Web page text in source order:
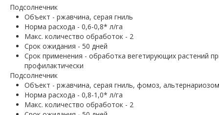
Подсолнечник
Объект - ржавчина, серая гниль
Норма расхода - 0,6-0,8* л/га
Макс. количество обработок - 2
Срок ожидания - 50 дней
Срок применения - обработка вегетирующих растений
профилактически
Подсолнечник
Объект - ржавчина, серая гниль, фомоз,
Норма расхода - 0,8-1,0* л/га
Макс. количество обработок - 2